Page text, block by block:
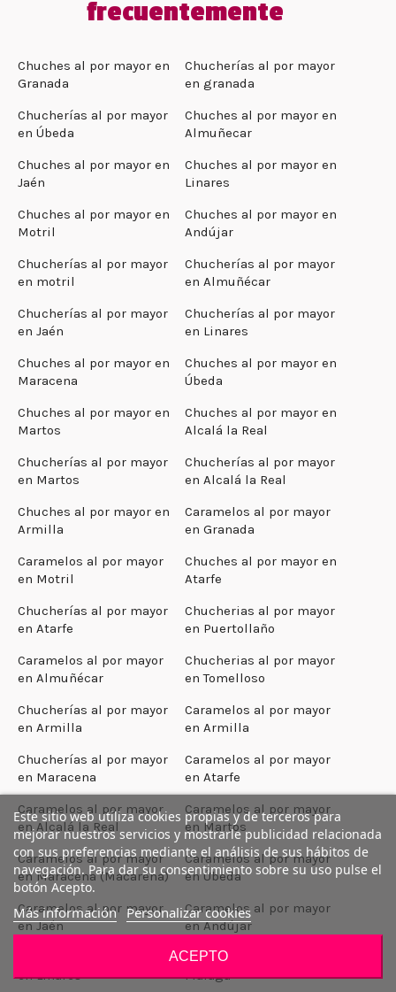
frecuentemente
Chuches al por mayor en
Granada
Chucherías al por mayor
en granada
Chucherías al por mayor
en Úbeda
Chuches al por mayor en
Almuñecar
Chuches al por mayor en
Jaén
Chuches al por mayor en
Linares
Chuches al por mayor en
Motril
Chuches al por mayor en
Andújar
Chucherías al por mayor
en motril
Chucherías al por mayor
en Almuñécar
Chucherías al por mayor
en Jaén
Chucherías al por mayor
en Linares
Chuches al por mayor en
Maracena
Chuches al por mayor en
Úbeda
Chuches al por mayor en
Martos
Chuches al por mayor en
Alcalá la Real
Chucherías al por mayor
en Martos
Chucherías al por mayor
en Alcalá la Real
Chuches al por mayor en
Armilla
Caramelos al por mayor
en Granada
Caramelos al por mayor
en Motril
Chuches al por mayor en
Atarfe
Chucherías al por mayor
en Atarfe
Chucherias al por mayor
en Puertollaño
Caramelos al por mayor
en Almuñécar
Chucherias al por mayor
en Tomelloso
Chucherías al por mayor
en Armilla
Caramelos al por mayor
en Armilla
Chucherías al por mayor
en Maracena
Caramelos al por mayor
en Atarfe
Caramelos al por mayor
en Alcalá la Real
Caramelos al por mayor
en Martos
Caramelos al por mayor
en Maracena (Macarena)
Caramelos al por mayor
en Úbeda
Caramelos al por mayor
en Jaén
Caramelos al por mayor
en Andújar
en Linares
Chuches al por mayor en
Málaga
Este sitio web utiliza cookies propias y de terceros para
mejorar nuestros servicios y mostrarle publicidad relacionada
con sus preferencias mediante el análisis de sus hábitos de
navegación. Para dar su consentimiento sobre su uso pulse el
botón Acepto.
Más información Personalizar cookies
ACEPTO